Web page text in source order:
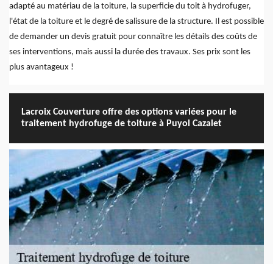
adapté au matériau de la toiture, la superficie du toit à hydrofuger,
l'état de la toiture et le degré de salissure de la structure. Il est possible
de demander un devis gratuit pour connaître les détails des coûts de
ses interventions, mais aussi la durée des travaux. Ses prix sont les
plus avantageux !
Lacroix Couverture offre des options variées pour le
traitement hydrofuge de toiture à Puyol Cazalet